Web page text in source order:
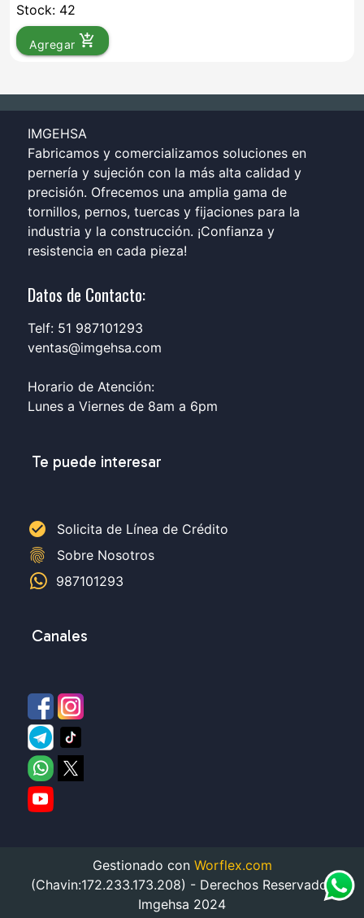
Stock: 42
Agregar add_shopping_cart
IMGEHSA
Fabricamos y comercializamos soluciones en
pernería y sujeción con la más alta calidad y
precisión. Ofrecemos una amplia gama de
tornillos, pernos, tuercas y fijaciones para la
industria y la construcción. ¡Confianza y
resistencia en cada pieza!
Datos de Contacto:
Telf: 51 987101293
ventas@imgehsa.com
Horario de Atención:
Lunes a Viernes de 8am a 6pm
Te puede interesar
check_circle Solicita de Línea de Crédito
fingerprint
Sobre Nosotros
987101293
Canales
Gestionado con Worflex.com
(Chavin:172.233.173.208) - Derechos Reservados
Imgehsa 2024